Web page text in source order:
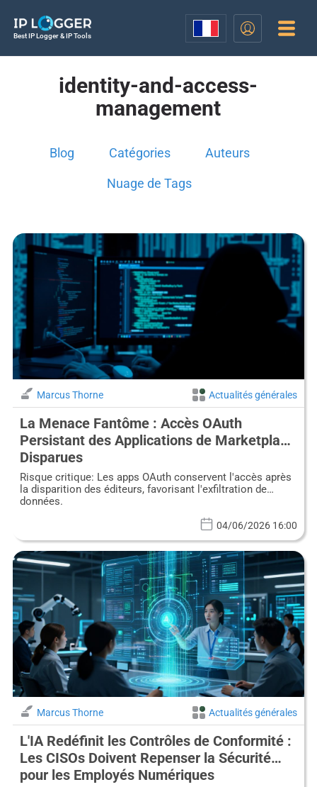
Best IP Logger & IP Tools
identity-and-access-
management
Blog Catégories Auteurs
Nuage de Tags
Marcus Thorne Actualités générales
La Menace Fantôme : Accès OAuth
Persistant des Applications de Marketplace
Disparues
Risque critique: Les apps OAuth conservent l'accès après
la disparition des éditeurs, favorisant l'exfiltration de
données.
04/06/2026 16:00
Marcus Thorne Actualités générales
L'IA Redéfinit les Contrôles de Conformité :
Les CISOs Doivent Repenser la Sécurité
pour les Employés Numériques